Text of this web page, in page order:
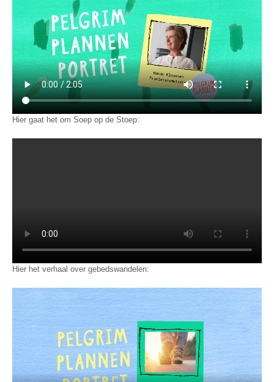
Hier gaat het om Soep op de Stoep:
Hier het verhaal over gebedswandelen: